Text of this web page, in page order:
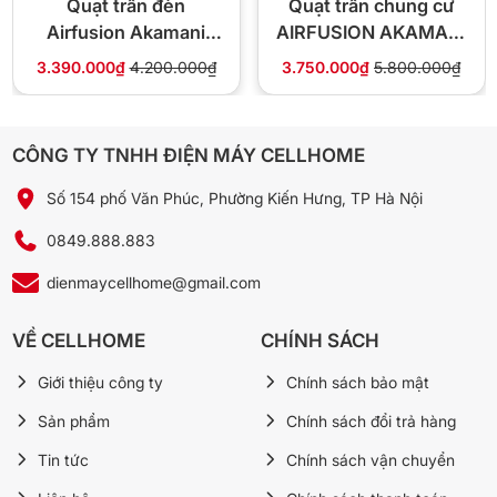
❓ Câu hỏi thường gặp
QT1400N và QT1400X khác gì?
QT1400X có điều khiển từ xa và cánh nhôm. QT1400N
ít hỏng vặt và giá rẻ hơn.
Có. Hộp số gắn tường thay cho công tắc thông thường, đi
dây tiêu chuẩn. Nếu chưa rành điện, nên thuê thợ điện 30–
Lắp được trần thấp 2.6m không?
Quạt trần đèn
Airfusion Akamani
2810B
3.390.000₫ 4.200.000₫
Quạt trần chung cư
AIRFUSION AKAMANI
06W
3.750.000₫ 5.800.000₫
CÔNG TY TNHH ĐIỆN MÁY CELLHOME
Số 154 phố Văn Phúc, Phường Kiến Hưng, TP Hà Nội
0849.888.883
dienmaycellhome@gmail.com
VỀ CELLHOME
Giới thiệu công ty
Sản phẩm
Tin tức
CHÍNH SÁCH
Chính sách bảo mật
Chính sách đổi trả hàng
Chính sách vận chuyển